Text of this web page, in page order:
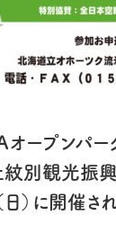
Ａオープンパ
別観光振興
日）に開催され